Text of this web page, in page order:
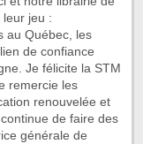
jeu :
au Québec, les
de confiance
Je félicite la STM
remercie les
renouvelée et
de faire des
générale de